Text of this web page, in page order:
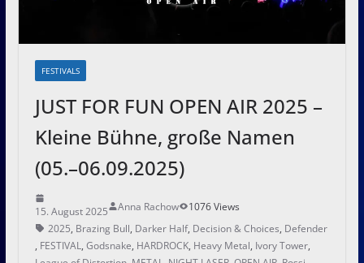
FESTIVALS
JUST FOR FUN OPEN AIR 2025 –
Kleine Bühne, große Namen
(05.–06.09.2025)
15. August 2025 Anna Rachow
1076 Views
2025, Brazing Bull, Darker Half, Decision & Choices, Defender
, FESTIVAL, Godsnake, HARDROCK, Heavy Metal, Ivory Tower,